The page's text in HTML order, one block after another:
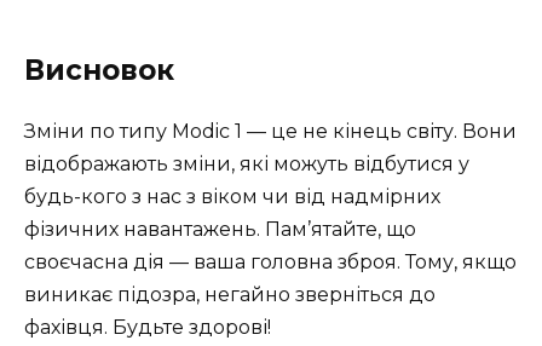
Висновок
Зміни по типу Modic 1 — це не кінець світу. Вони
відображають зміни, які можуть відбутися у
будь-кого з нас з віком чи від надмірних
фізичних навантажень. Пам’ятайте, що
своєчасна дія — ваша головна зброя. Тому, якщо
виникає підозра, негайно зверніться до
фахівця. Будьте здорові!